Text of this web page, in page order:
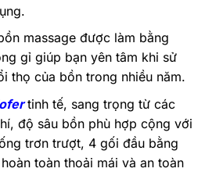
massage được làm bằng
gỉ giúp bạn yên tâm khi sử
thọ của bồn trong nhiều năm.
tinh tế, sang trọng từ các
độ sâu bồn phù hợp cộng với
trơn trượt, 4 gối đầu bằng
toàn thoải mái và an toàn